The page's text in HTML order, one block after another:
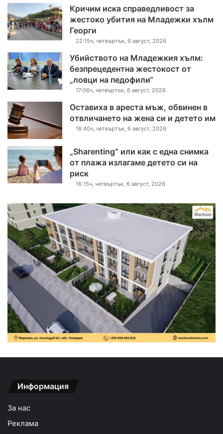
Кричим иска справедливост за
жестоко убития на Младежки хълм
Георги
22:15ч, четвъртък, 6 август, 2026
Убийството на Младежкия хълм:
безпрецедентна жестокост от
„ловци на педофили“
17:06ч, четвъртък, 6 август, 2026
Оставиха в ареста мъж, обвинен в
отвличането на жена си и детето им
16:40ч, четвъртък, 6 август, 2026
„Sharenting“ или как с една снимка
от плажа излагаме детето си на
риск
16:15ч, четвъртък, 6 август, 2026
Информация
За нас
Реклама